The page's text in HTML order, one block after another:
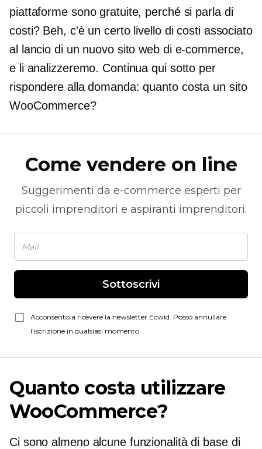
piattaforme sono gratuite, perché si parla di
costi? Beh, c'è un certo livello di costi associato
al lancio di un nuovo sito web di e-commerce,
e li analizzeremo. Continua qui sotto per
rispondere alla domanda: quanto costa un sito
WooCommerce?
Come vendere on line
Suggerimenti da e-commerce esperti per
piccoli imprenditori e aspiranti imprenditori.
Sottoscrivi
Acconsento a ricevere la newsletter Ecwid. Posso annullare
l'iscrizione in qualsiasi momento.
Quanto costa utilizzare
WooCommerce?
Ci sono almeno alcune funzionalità di base di